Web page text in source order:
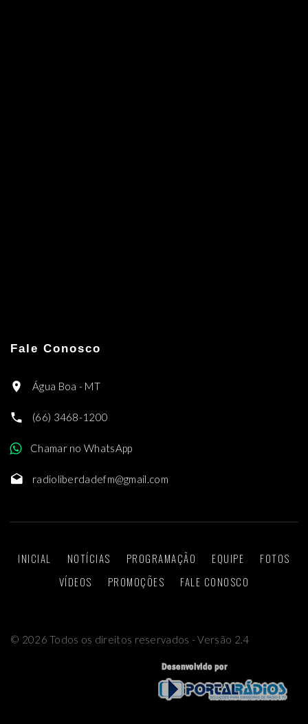
Fale Conosco
Água Boa - MT
(66) 3468-1200
Chamar no WhatsApp
radioliberdadefm@gmail.com
INICIAL NOTÍCIAS PROGRAMAÇÃO EQUIPE
FOTOS
VÍDEOS
PROMOÇÕES FALE CONOSCO
© 2026 Todos os direitos reservados - Versão 2.4